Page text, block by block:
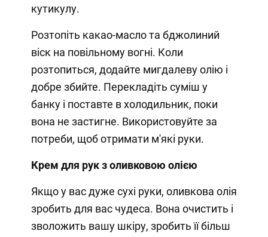
кутикулу.
Розтопіть какао-масло та бджолиний
віск на повільному вогні. Коли
розтопиться, додайте мигдалеву олію і
добре збийте. Перекладіть суміш у
банку і поставте в холодильник, поки
вона не застигне. Використовуйте за
потреби, щоб отримати м'які руки.
Крем для рук з оливковою олією
Якщо у вас дуже сухі руки, оливкова олія
зробить для вас чудеса. Вона очистить і
зволожить вашу шкіру, зробить її більш